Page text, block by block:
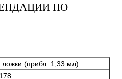
ПО
(прибл. 1,33 мл)